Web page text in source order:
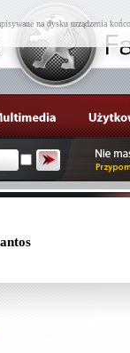
na dysku urządzenia